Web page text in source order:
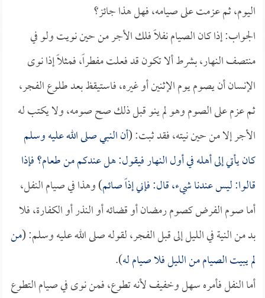
اليوم، ثم عزمت على صيامه، فهل هذا جائز؟
الجواب: إذا كان الصيام نفلاً فلك الأجر من حين نويت ولو في
منتصف النهار، بشرط ألا تكون قد فعلت مفطراً، فمثلاً إذا نوى
الإنسان أن يصوم يوم الإثنين أو غيره، فاستيقظ بعد طلوع الفجر،
ثم عزم على الصوم وهو لم ينو قبل ذلك صح صومه، ولا يكتب له
الأجر إلا من حين نيته، فقد ثبت: (أن النبي صلى الله عليه وسلم
كان يأتي إلى أهله في أول النهار فيقول: هل عندكم من طعام؟ فإذا
قالوا: ليس عندنا شيء، قال: فإني إذاً صائم) وهذا في صيام النفل،
أما صوم الفرض كصوم رمضان أو قضائه أو النذر أو الكفارة، فلا
بد من النية في الليل إلى قبل الفجر، لقوله صلى الله عليه وسلم: (من
لم يبيت الصيام من الليل فلا صيام له).
أما النفل فأمره سهل وخفيف لأنه تطوع، فمن نوى في صيام التطوع